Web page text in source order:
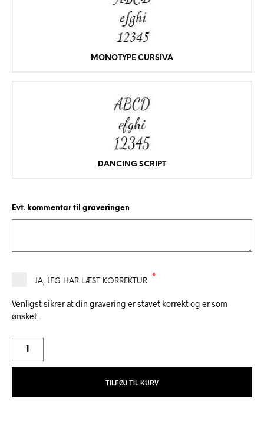
MONOTYPE CURSIVA
DANCING SCRIPT
Evt. kommentar til graveringen
JA, JEG HAR LÆST KORREKTUR *
Venligst sikrer at din gravering er stavet korrekt og er som
ønsket.
TILFØJ TIL KURV